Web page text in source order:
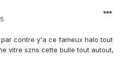
contre y'a ce fameux halo tout
vitre szns cette bulle tout autout,